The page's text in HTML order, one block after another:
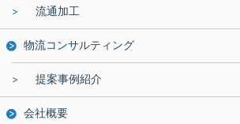
流通加工
物流コンサルティング
提案事例紹介
会社概要